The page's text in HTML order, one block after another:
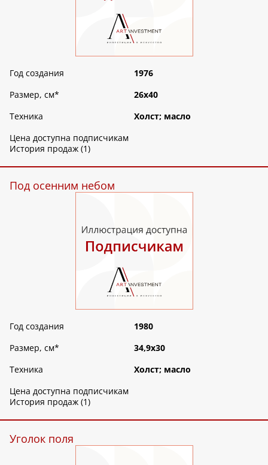
Год создания
1976
Размер, см*
26х40
Техника
Холст; масло
Цена доступна подписчикам
История продаж (1)
Под осенним небом
Год создания
1980
Размер, см*
34,9х30
Техника
Холст; масло
Цена доступна подписчикам
История продаж (1)
Уголок поля